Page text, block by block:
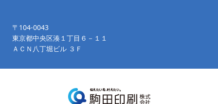
〒104-0043
東京都中央区湊１丁目６－１１
ＡＣＮ八丁堀ビル ３Ｆ